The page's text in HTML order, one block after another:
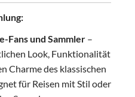
Fans und Sammler –
Look, Funktionalität
Charme des klassischen
für Reisen mit Stil oder